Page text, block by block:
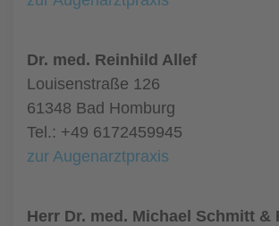
Dr. med. Reinhild Allef
Louisenstraße 126
61348 Bad Homburg
Tel.: +49 6172459945
zur Augenarztpraxis
Herr Dr. med. Michael Schmitt &